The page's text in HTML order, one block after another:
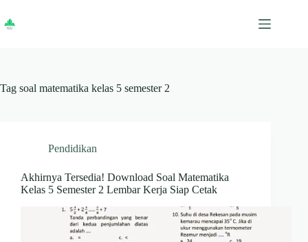
content
Tag soal matematika kelas 5 semester 2
Pendidikan
Akhirnya Tersedia! Download Soal Matematika
Kelas 5 Semester 2 Lembar Kerja Siap Cetak